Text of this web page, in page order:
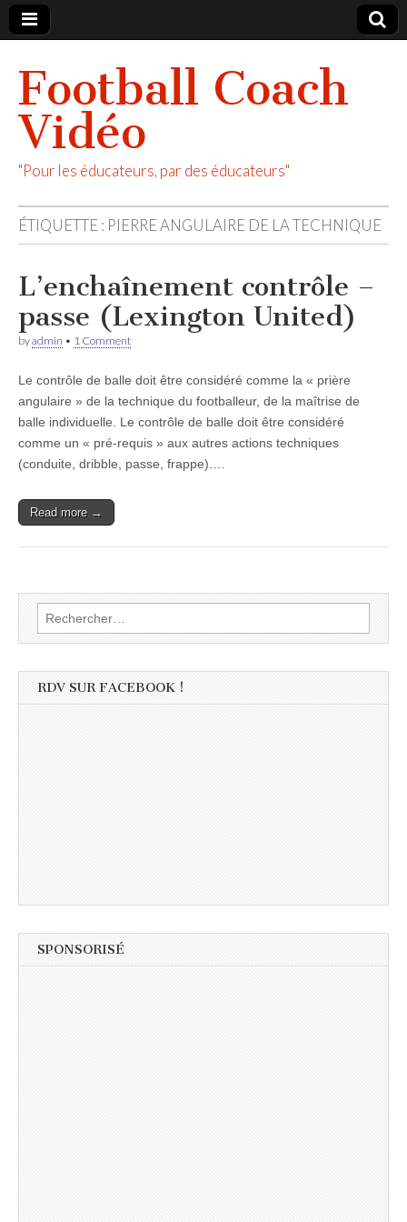
Football Coach
Vidéo
"Pour les éducateurs, par des éducateurs"
ÉTIQUETTE : PIERRE ANGULAIRE DE LA TECHNIQUE
L’enchaînement contrôle –
passe (Lexington United)
byadmin • 1 Comment
Le contrôle de balle doit être considéré comme la « prière
angulaire » de la technique du footballeur, de la maîtrise de
balle individuelle. Le contrôle de balle doit être considéré
comme un « pré-requis » aux autres actions techniques
(conduite, dribble, passe, frappe).…
Read more →
Rechercher :
RDV SUR FACEBOOK !
SPONSORISÉ